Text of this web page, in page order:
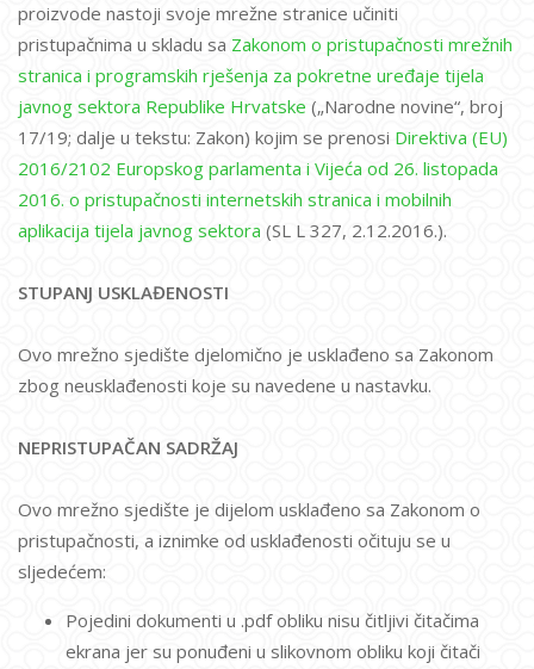
proizvode nastoji svoje mrežne stranice učiniti
pristupačnima u skladu sa Zakonom o pristupačnosti mrežnih
stranica i programskih rješenja za pokretne uređaje tijela
javnog sektora Republike Hrvatske („Narodne novine“, broj
17/19; dalje u tekstu: Zakon) kojim se prenosi Direktiva (EU)
2016/2102 Europskog parlamenta i Vijeća od 26. listopada
2016. o pristupačnosti internetskih stranica i mobilnih
aplikacija tijela javnog sektora (SL L 327, 2.12.2016.).
STUPANJ USKLAĐENOSTI
Ovo mrežno sjedište djelomično je usklađeno sa Zakonom
zbog neusklađenosti koje su navedene u nastavku.
NEPRISTUPAČAN SADRŽAJ
Ovo mrežno sjedište je dijelom usklađeno sa Zakonom o
pristupačnosti, a iznimke od usklađenosti očituju se u
sljedećem:
Pojedini dokumenti u .pdf obliku nisu čitljivi čitačima
ekrana jer su ponuđeni u slikovnom obliku koji čitači